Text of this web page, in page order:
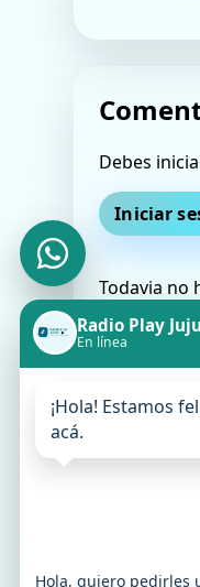
Debes
Iniciar
Todavia no
Radio Play
En línea
¡Hola! Estamos
acá.